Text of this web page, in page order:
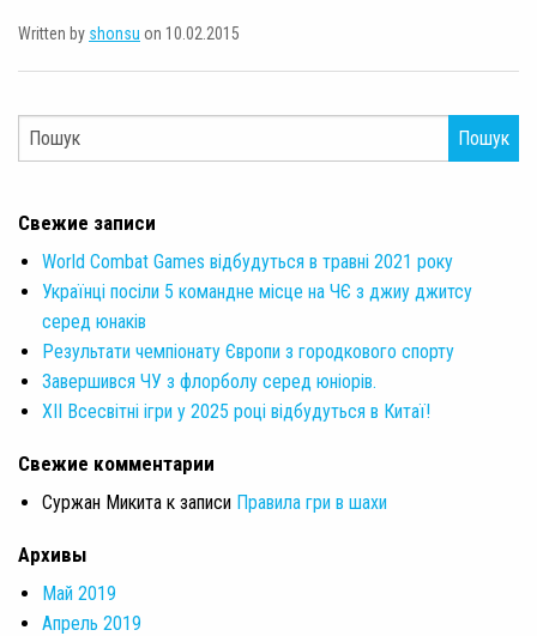
Written by shonsu on 10.02.2015
Пошук
Свежие записи
World Combat Games відбудуться в травні 2021 року
Українці посіли 5 командне місце на ЧЄ з джиу джитсу
серед юнаків
Результати чемпіонату Європи з городкового спорту
Завершився ЧУ з флорболу серед юніорів.
XII Всесвітні ігри у 2025 році відбудуться в Китаї!
Свежие комментарии
Суржан Микита к записи Правила гри в шахи
Архивы
Май 2019
Апрель 2019